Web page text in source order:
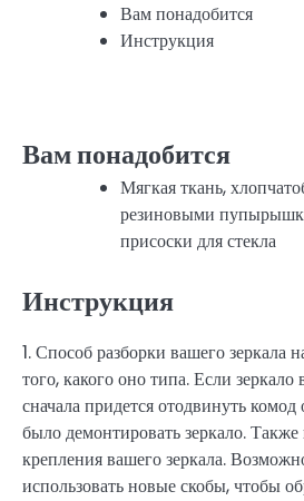
Вам понадобится
Инструкция
Вам понадобится
Мягкая ткань,
резиновыми
присоски для стекла
Инструкция
1. Способ разборки вашего зеркала
того, какого оно типа. Если зеркало
сначала придется отодвинуть
было демонтировать зеркало. Также
крепления вашего зеркала.
использовать новые скобы, чтобы